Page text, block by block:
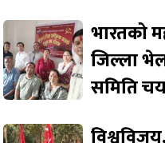
भारतको
जिल्ला
समिति